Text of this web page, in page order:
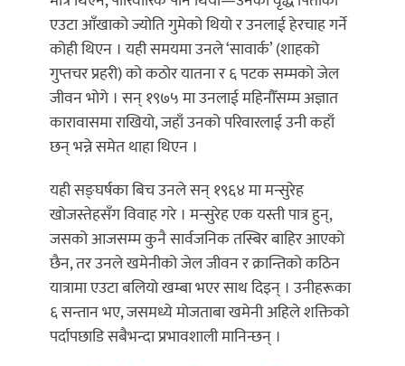
एउटा आँखाको ज्योति गुमेको थियो र उनलाई हेरचाह गर्ने
कोही थिएन । यही समयमा उनले ‘सावार्क’ (शाहको
गुप्तचर प्रहरी) को कठोर यातना र ६ पटक सम्मको जेल
जीवन भोगे । सन् १९७५ मा उनलाई महिनौँसम्म अज्ञात
कारावासमा राखियो, जहाँ उनको परिवारलाई उनी कहाँ
छन् भन्ने समेत थाहा थिएन ।
यही सङ्घर्षका बिच उनले सन् १९६४ मा मन्सुरेह
खोजस्तेहसँग विवाह गरे । मन्सुरेह एक यस्ती पात्र हुन्,
जसको आजसम्म कुनै सार्वजनिक तस्बिर बाहिर आएको
छैन, तर उनले खमेनीको जेल जीवन र क्रान्तिको कठिन
यात्रामा एउटा बलियो खम्बा भएर साथ दिइन् । उनीहरूका
६ सन्तान भए, जसमध्ये मोजताबा खमेनी अहिले शक्तिको
पर्दापछाडि सबैभन्दा प्रभावशाली मानिन्छन् ।